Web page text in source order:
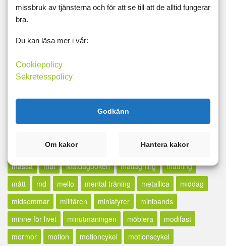
kroppsfett
kroppsuppfattning
kroppsviktsövningar
kroppsviktspass
kyckling
lågkalori lågkolhydrat
lax
lcd LCHF
likör
lillfinger livet
maffetone mage
mammaträning
måndag marathon
marklyft
mässa
mat Matdagboken matlagning
mätning
mått
md mello mental träning metallica
middag
midsommar
militären miniatyrer
minibands
minne för livet
minutmaningen möblera
modifast
mormor
motion motioncykel
motionscykel
missbruk av tjänsterna och för att se till att de alltid fungerar
bra.
Du kan läsa mer i vår:
Cookiepolicy
Sekretesspolicy
Godkänn
Om kakor Hantera kakor